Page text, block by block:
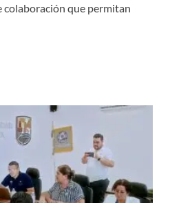
colaboración que permitan